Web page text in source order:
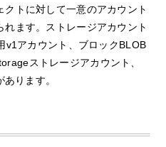
トに対して一意のアカウント
ます。ストレージアカウント
v1アカウント、ブロックBLOB
ストレージアカウント、
ります。